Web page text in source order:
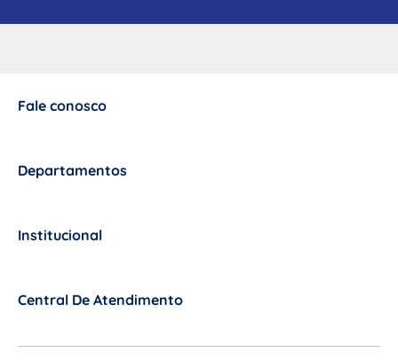
Fale conosco
Departamentos
Institucional
Central De Atendimento